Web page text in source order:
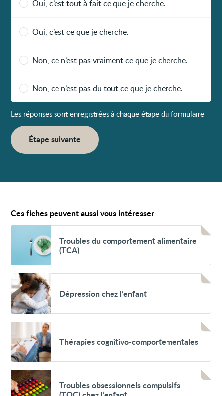
Oui, c’est tout à fait ce que je cherche.
Oui, c’est ce que je cherche.
Non, ce n’est pas vraiment ce que je cherche.
Non, ce n’est pas du tout ce que je cherche.
Les réponses sont enregistrées à chaque étape du formulaire
Étape suivante
Ces fiches peuvent aussi vous intéresser
Voir
Troubles
comportement
Troubles du comportement alimentaire
(TCA)
Voir
Dépression
chez
l’enfant
Dépression chez l’enfant
Voir
Thérapies
cognitivo-
comportementales
Thérapies cognitivo-comportementales
Voir
Troubles
obsessionnels
Troubles obsessionnels compulsifs